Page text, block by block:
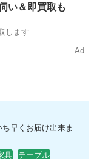
い＆即買取も
します
Ad
早くお届け出来ま
具
テーブル